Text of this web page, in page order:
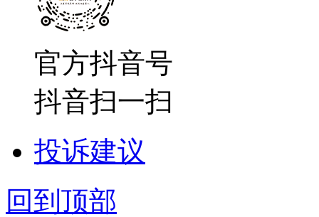
官方抖音号
抖音扫一扫
投诉建议
回到顶部